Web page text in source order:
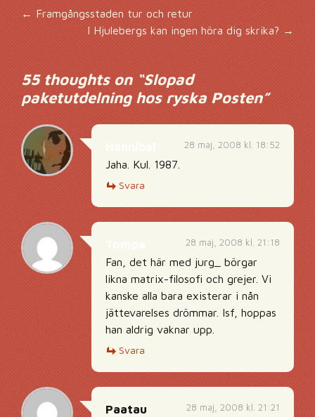
Inläggsnavigering
←Framgångsstaden tur och retur
I Hjulebergs kan ingen höra dig skrika? →
55 thoughts on “Slopad
paketutdelning hos ryska Posten”
28 maj, 2008 kl. 18:52
Jaha. Kul. 1987.
Svara
28 maj, 2008 kl. 21:18
Fan, det här med jurg_ börgar
likna matrix-filosofi och grejer. Vi
kanske alla bara existerar i nån
jättevarelses drömmar. Isf, hoppas
han aldrig vaknar upp.
Svara
28 maj, 2008 kl. 21:21
Paatau